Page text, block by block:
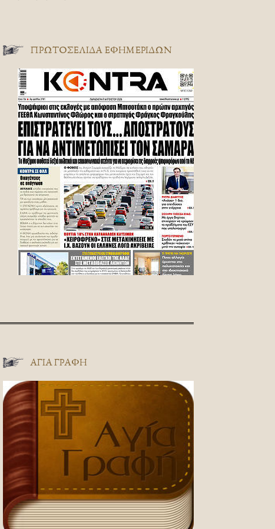
ΠΡΩΤΟΣΈΛΙΔΑ ΕΦΗΜΕΡΊΔΩΝ
ΑΓΊΑ ΓΡΑΦΉ